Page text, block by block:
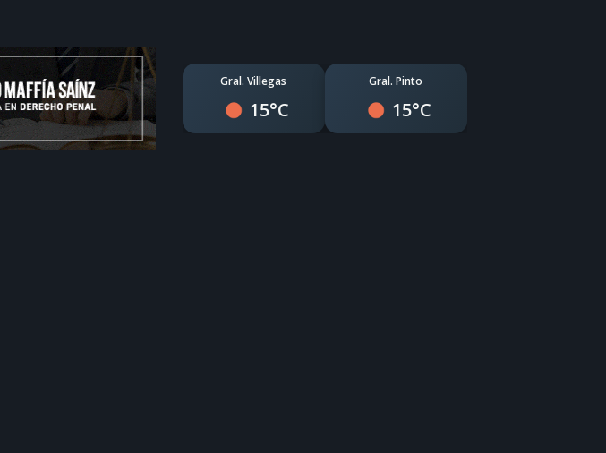
Gral. Villegas
15°C
Gral. Pinto
15°C